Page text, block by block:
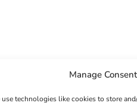
Manage Consent
technologies like cookies to store